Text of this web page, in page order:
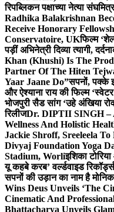
रिपब्लिकन पक्षाच्या नेत्या
Radhika Balakrishnan
Receive Honorary
Conservatoire, UKफिल्म
पड़ीं अभिनेत्री दिव्या त्यागी,
Khan (Khushi) Is The
Partner Of The Hiten
Yaar Jaane Do”सपनों, पक्के
और ऐश्याना राय की फिल्म
भोजपुरी सैड सांग ‘उहे अंखिया
रिलीजDr. DIPTII SINGH –
Wellness And Holistic
Jackie Shroff, Sreeleela
Divyaj Foundation Yoga
Stadium, Worliइशिका
यू कहबे करब’ वर्ल्डवाइड
सपनों की उड़ान का नाम है
Wins Deus Unveils ‘The
Cinematic And
Bhattacharya Unveils